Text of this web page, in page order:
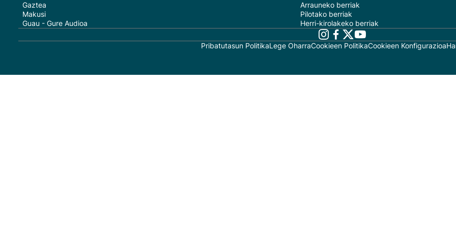
Gaztea
Makusi
Guau - Gure Audioa
Arrauneko berriak
Pilotako berriak
Herri-kirolakeko berriak
Pribatutasun PolitikaLege OharraCookieen PolitikaCookieen Konfigurazioa